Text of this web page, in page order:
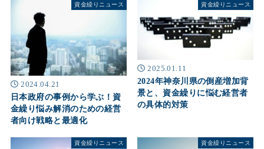
資金繰りニュース
2024.04.21
日本政府の事例から学ぶ！資
金繰り悩み解消のための経営
者向け戦略と最適化
資金繰りニュース
2025.01.11
2024年神奈川県の倒産増加背
景と、資金繰りに悩む経営者
の具体的対策
資金繰りニュース 資金繰りニュース